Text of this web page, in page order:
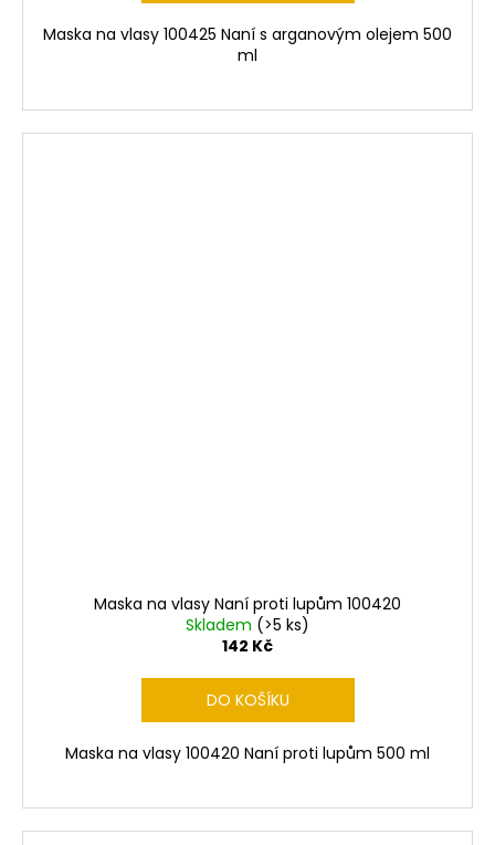
Maska na vlasy 100425 Naní s arganovým olejem 500
ml
Maska na vlasy Naní proti lupům 100420
Skladem (>5 ks)
142 Kč
DO KOŠÍKU
Maska na vlasy 100420 Naní proti lupům 500 ml